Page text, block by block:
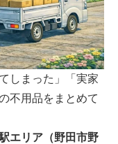
しまった」「実家
不用品をまとめて
エリア（野田市野